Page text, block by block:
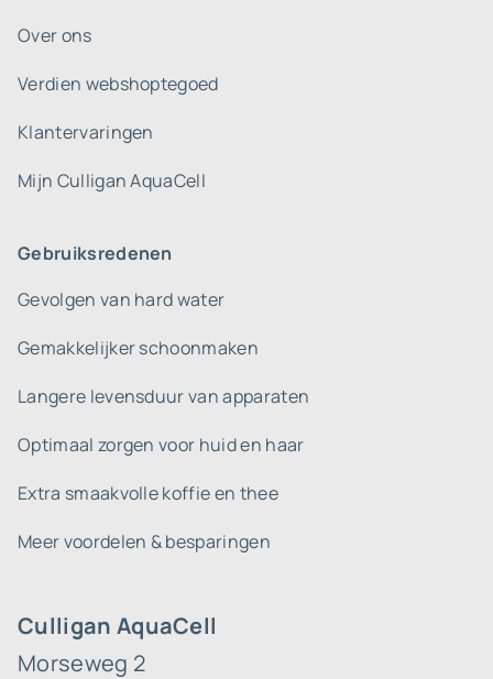
Culligan AquaCell
Morseweg 2
Over ons
Verdien webshoptegoed
Klantervaringen
Mijn Culligan AquaCell
Gebruiksredenen
Gevolgen van hard water
Gemakkelijker schoonmaken
Langere levensduur van apparaten
Optimaal zorgen voor huid en haar
Extra smaakvolle koffie en thee
Meer voordelen & besparingen